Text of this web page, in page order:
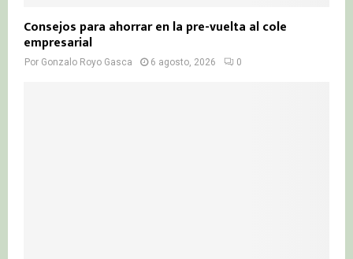
Consejos para ahorrar en la pre-vuelta al cole
empresarial
Por Gonzalo Royo Gasca 6 agosto, 2026 0